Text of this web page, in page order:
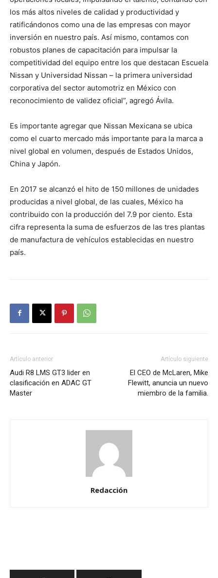
los más altos niveles de calidad y productividad y
ratificándonos como una de las empresas con mayor
inversión en nuestro país. Así mismo, contamos con
robustos planes de capacitación para impulsar la
competitividad del equipo entre los que destacan Escuela
Nissan y Universidad Nissan – la primera universidad
corporativa del sector automotriz en México con
reconocimiento de validez oficial”, agregó Ávila.
Es importante agregar que Nissan Mexicana se ubica
como el cuarto mercado más importante para la marca a
nivel global en volumen, después de Estados Unidos,
China y Japón.
En 2017 se alcanzó el hito de 150 millones de unidades
producidas a nivel global, de las cuales, México ha
contribuido con la producción del 7.9 por ciento. Esta
cifra representa la suma de esfuerzos de las tres plantas
de manufactura de vehículos establecidas en nuestro
país.
Artículo anterior
Audi R8 LMS GT3 lider en
clasificación en ADAC GT
Master
Artículo siguiente
El CEO de McLaren, Mike
Flewitt, anuncia un nuevo
miembro de la familia.
Redacción